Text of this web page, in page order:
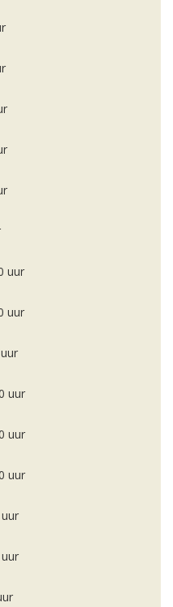
uur
uur
uur
uur
uur